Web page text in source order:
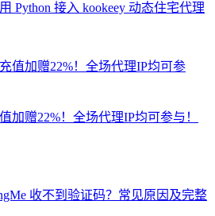
Python 接入 kookeey 动态住宅代理
加赠22%！全场代理IP均可参与！